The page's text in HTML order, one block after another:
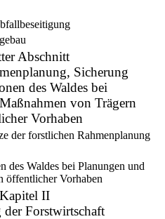
Abschnitt
Sicherung
des Waldes bei
von Trägern
Vorhaben
der forstlichen Rahmenplanung
des Waldes bei Planungen und
öffentlicher Vorhaben
Kapitel II
der Forstwirtschaft